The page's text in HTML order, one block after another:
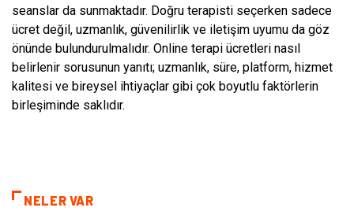
seanslar da sunmaktadır. Doğru terapisti seçerken sadece
ücret değil, uzmanlık, güvenilirlik ve iletişim uyumu da göz
önünde bulundurulmalıdır. Online terapi ücretleri nasıl
belirlenir sorusunun yanıtı; uzmanlık, süre, platform, hizmet
kalitesi ve bireysel ihtiyaçlar gibi çok boyutlu faktörlerin
birleşiminde saklıdır.
NELER VAR